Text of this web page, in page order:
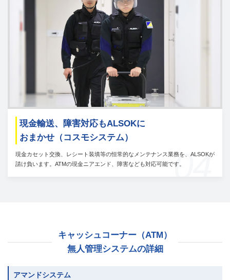
04
現金輸送、障害対応もALSOKに
おまかせ（コスモシステム）
現金カセット交換、レシート装填等の恒常的なメンテナンス業務を、ALSOKが
請け負います。ATMの現金ニアエンド、障害なども対応可能です。
キャッシュコーナー（ATM）
無人管理システムの詳細
アマンドシステム